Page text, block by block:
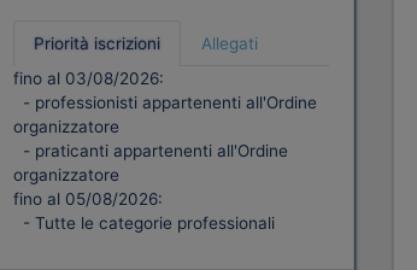
Priorità iscrizioni
Allegati
fino al 03/08/2026:
- professionisti appartenenti all'Ordine
organizzatore
- praticanti appartenenti all'Ordine
organizzatore
fino al 05/08/2026:
- Tutte le categorie professionali